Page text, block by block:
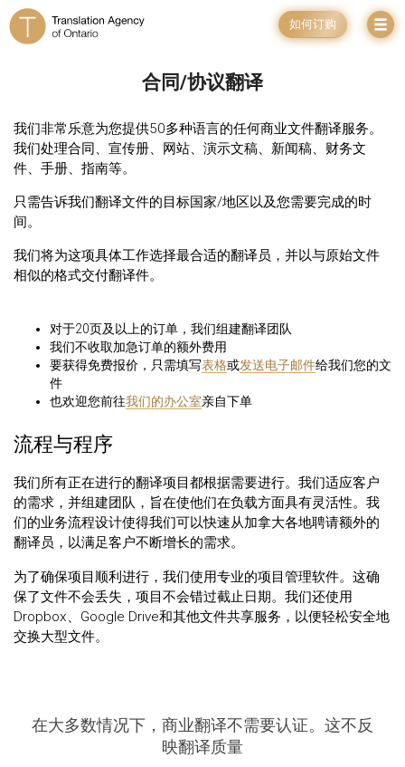
如何订购
合同/协议翻译
我们非常乐意为您提供50多种语言的任何商业文件翻译服务。
我们处理合同、宣传册、网站、演示文稿、新闻稿、财务文
件、手册、指南等。
只需告诉我们翻译文件的目标国家/地区以及您需要完成的时
间。
我们将为这项具体工作选择最合适的翻译员，并以与原始文件
相似的格式交付翻译件。
对于20页及以上的订单，我们组建翻译团队
我们不收取加急订单的额外费用
要获得免费报价，只需填写表格或发送电子邮件给我们您的文
件
也欢迎您前往我们的办公室亲自下单
流程与程序
我们所有正在进行的翻译项目都根据需要进行。我们适应客户
的需求，并组建团队，旨在使他们在负载方面具有灵活性。我
们的业务流程设计使得我们可以快速从加拿大各地聘请额外的
翻译员，以满足客户不断增长的需求。
为了确保项目顺利进行，我们使用专业的项目管理软件。这确
保了文件不会丢失，项目不会错过截止日期。我们还使用
Dropbox、Google Drive和其他文件共享服务，以便轻松安全地
交换大型文件。
在大多数情况下，商业翻译不需要认证。这不反
映翻译质量